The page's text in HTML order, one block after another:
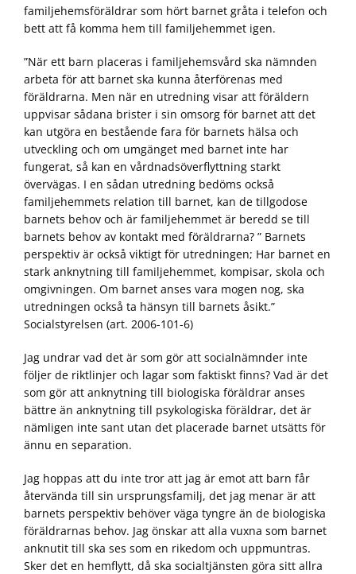
familjehemsföräldrar som hört barnet gråta i telefon och
bett att få komma hem till familjehemmet igen.
”När ett barn placeras i familjehemsvård ska nämnden
arbeta för att barnet ska kunna återförenas med
föräldrarna. Men när en utredning visar att föräldern
uppvisar sådana brister i sin omsorg för barnet att det
kan utgöra en bestående fara för barnets hälsa och
utveckling och om umgänget med barnet inte har
fungerat, så kan en vårdnadsöverflyttning starkt
övervägas. I en sådan utredning bedöms också
familjehemmets relation till barnet, kan de tillgodose
barnets behov och är familjehemmet är beredd se till
barnets behov av kontakt med föräldrarna? ” Barnets
perspektiv är också viktigt för utredningen; Har barnet en
stark anknytning till familjehemmet, kompisar, skola och
omgivningen. Om barnet anses vara mogen nog, ska
utredningen också ta hänsyn till barnets åsikt.”
Socialstyrelsen (art. 2006-101-6)
Jag undrar vad det är som gör att socialnämnder inte
följer de riktlinjer och lagar som faktiskt finns? Vad är det
som gör att anknytning till biologiska föräldrar anses
bättre än anknytning till psykologiska föräldrar, det är
nämligen inte sant utan det placerade barnet utsätts för
ännu en separation.
Jag hoppas att du inte tror att jag är emot att barn får
återvända till sin ursprungsfamilj, det jag menar är att
barnets perspektiv behöver väga tyngre än de biologiska
föräldrarnas behov. Jag önskar att alla vuxna som barnet
anknutit till ska ses som en rikedom och uppmuntras.
Sker det en hemflytt, då ska socialtjänsten göra sitt allra